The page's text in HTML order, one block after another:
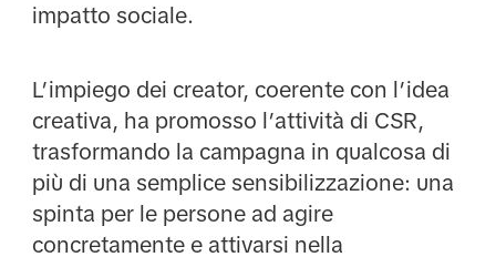
impatto sociale.
L’impiego dei creator, coerente con l’idea
creativa, ha promosso l’attività di CSR,
trasformando la campagna in qualcosa di
più di una semplice sensibilizzazione: una
spinta per le persone ad agire
concretamente e attivarsi nella